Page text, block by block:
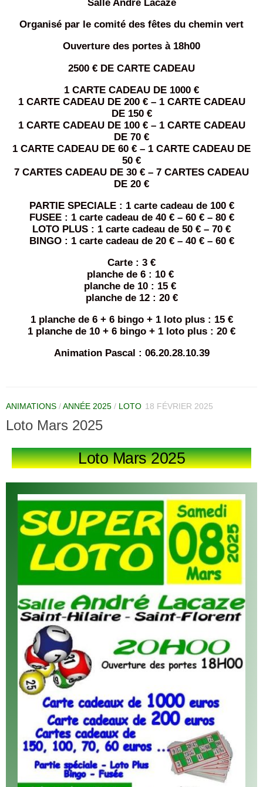
Salle André Lacaze
Organisé par le comité des fêtes du chemin vert
Ouverture des portes à 18h00
2500 € DE CARTE CADEAU
1 CARTE CADEAU DE 1000 €
1 CARTE CADEAU DE 200 € – 1 CARTE CADEAU
DE 150 €
1 CARTE CADEAU DE 100 € – 1 CARTE CADEAU
DE 70 €
1 CARTE CADEAU DE 60 € – 1 CARTE CADEAU DE
50 €
7 CARTES CADEAU DE 30 € – 7 CARTES CADEAU
DE 20 €
PARTIE SPECIALE : 1 carte cadeau de 100 €
FUSEE : 1 carte cadeau de 40 € – 60 € – 80 €
LOTO PLUS : 1 carte cadeau de 50 € – 70 €
BINGO : 1 carte cadeau de 20 € – 40 € – 60 €
Carte : 3 €
planche de 6 : 10 €
planche de 10 : 15 €
planche de 12 : 20 €
1 planche de 6 + 6 bingo + 1 loto plus : 15 €
1 planche de 10 + 6 bingo + 1 loto plus : 20 €
Animation Pascal : 06.20.28.10.39
ANIMATIONS /ANNÉE 2025 / LOTO 18 FÉVRIER 2025
Loto Mars 2025
Loto Mars 2025